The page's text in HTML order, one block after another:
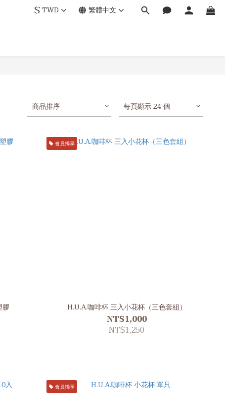
$ TWD 繁體中文
商品排序 每頁顯示 24 個
膠
會員獨享
H.U.A.咖啡杯 三入小花杯（三色套組）
NT$1,000
NT$1,250
會員獨享